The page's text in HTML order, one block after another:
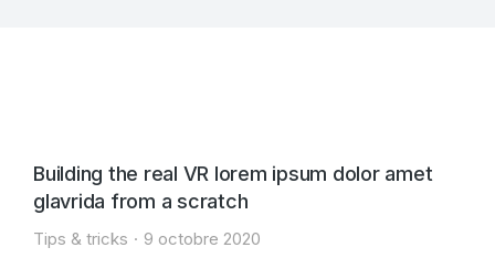
Building the real VR lorem ipsum dolor amet
glavrida from a scratch
Tips & tricks 9 octobre 2020